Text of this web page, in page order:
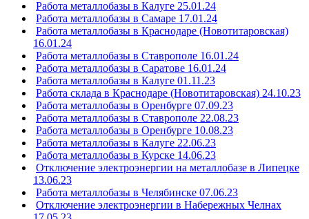
Работа металлобазы в Калуге 25.01.24
Работа металлобазы в Самаре 17.01.24
Работа металлобазы в Краснодаре (Новотитаровская)
16.01.24
Работа металлобазы в Ставрополе 16.01.24
Работа металлобазы в Саратове 16.01.24
Работа металлобазы в Калуге 01.11.23
Работа склада в Краснодаре (Новотитаровская) 24.10.23
Работа металлобазы в Оренбурге 07.09.23
Работа металлобазы в Ставрополе 22.08.23
Работа металлобазы в Оренбурге 10.08.23
Работа металлобазы в Калуге 22.06.23
Работа металлобазы в Курске 14.06.23
Отключение электроэнергии на металлобазе в Липецке
13.06.23
Работа металлобазы в Челябинске 07.06.23
Отключение электроэнергии в Набережных Челнах